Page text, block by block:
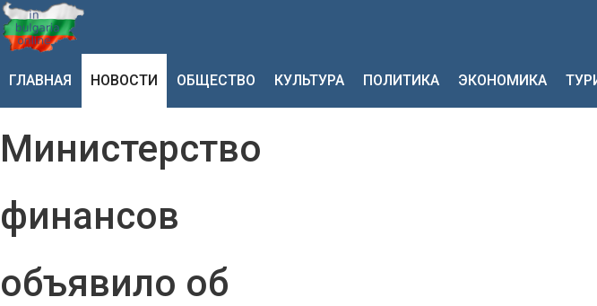
ГЛАВНАЯ НОВОСТИ ОБЩЕСТВО КУЛЬТУРА ПОЛИТИКА ЭКОНОМИКА
Министерство
финансов
объявило об